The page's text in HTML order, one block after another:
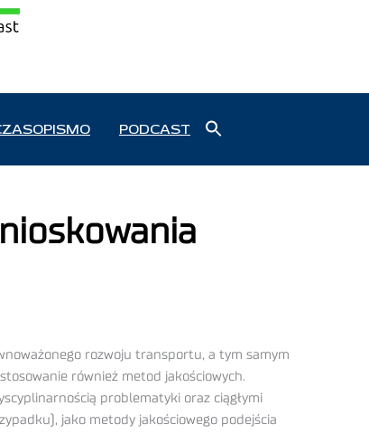
PODCAST
rozwoju transportu, a tym samym
również metod jakościowych.
problematyki oraz ciągłymi
jako metody jakościowego podejścia